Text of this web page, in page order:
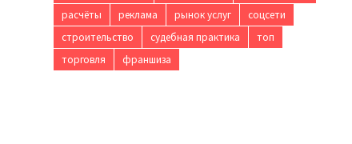
расчёты
реклама рынок услуг
соцсети
строительство
судебная практика
топ
торговля
франшиза